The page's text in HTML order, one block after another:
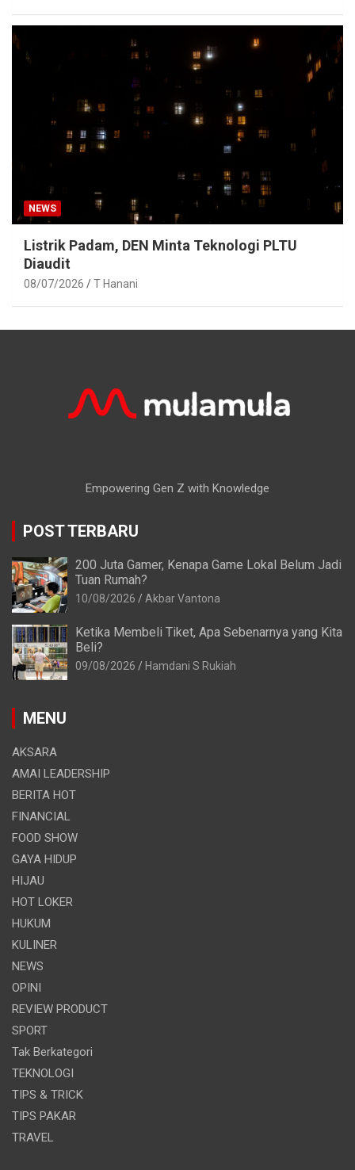
NEWS
Listrik Padam, DEN Minta Teknologi PLTU
Diaudit
08/07/2026 T Hanani
Empowering Gen Z with Knowledge
POST TERBARU
200 Juta Gamer, Kenapa Game Lokal Belum Jadi
Tuan Rumah?
10/08/2026 Akbar Vantona
Ketika Membeli Tiket, Apa Sebenarnya yang Kita
Beli?
09/08/2026 Hamdani S Rukiah
MENU
AKSARA
AMAI LEADERSHIP
BERITA HOT
FINANCIAL
FOOD SHOW
GAYA HIDUP
HIJAU
HOT LOKER
HUKUM
KULINER
NEWS
OPINI
REVIEW PRODUCT
SPORT
Tak Berkategori
TEKNOLOGI
TIPS & TRICK
TIPS PAKAR
TRAVEL